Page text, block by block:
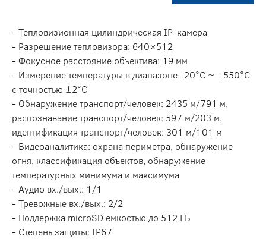
- Тепловизионная цилиндрическая IP-камера
- Разрешение тепловизора: 640×512
- Фокусное расстояние объектива: 19 мм
- Измерение температуры в диапазоне -20°C ~ +550°C
с точностью ±2°C
- Обнаружение транспорт/человек: 2435 м/791 м,
распознавание транспорт/человек: 597 м/203 м,
идентификация транспорт/человек: 301 м/101 м
- Видеоаналитика: охрана периметра, обнаружение
огня, классификация объектов, обнаружение
температурных минимума и максимума
- Аудио вх./вых.: 1/1
- Тревожные вх./вых.: 2/2
- Поддержка microSD емкостью до 512 ГБ
- Степень защиты: IP67